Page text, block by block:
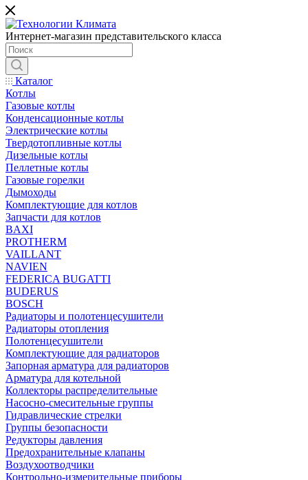
Интернет-магазин представительского класса
Каталог
Котлы
Газовые котлы
Конденсационные котлы
Электрические котлы
Твердотопливные котлы
Дизельные котлы
Пеллетные котлы
Газовые горелки
Дымоходы
Комплектующие для котлов
Запчасти для котлов
BAXI
PROTHERM
VAILLANT
NAVIEN
FEDERICA BUGATTI
BUDERUS
BOSCH
Радиаторы и полотенцесушители
Радиаторы отопления
Полотенцесушители
Комплектующие для радиаторов
Запорная арматура для радиаторов
Арматура для котельной
Коллекторы распределительные
Насосно-смесительные группы
Гидравлические стрелки
Группы безопасности
Редукторы давления
Предохранительные клапаны
Воздухоотводчики
Контрольно-измерительные приборы